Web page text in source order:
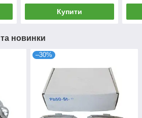
Купити
та новинки
–30%